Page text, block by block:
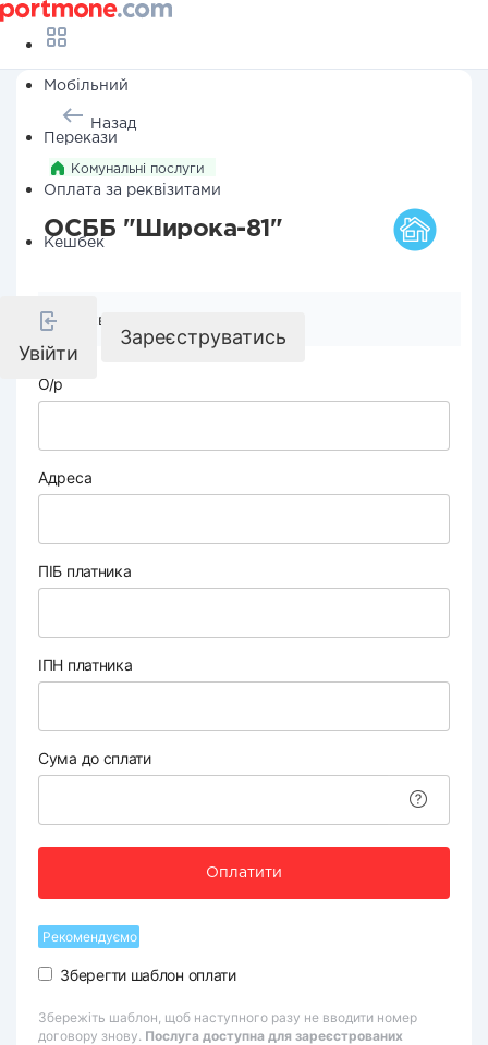
Мобільний
Перекази
Оплата за реквізитами
Кешбек
Увійти
Зареєструватись
Назад
Комунальні послуги
ОСББ "Широка-81"
Реквізити компанії
О/р
Адреса
ПІБ платника
ІПН платника
Сума до сплати
Оплатити
Рекомендуємо
Зберегти шаблон оплати
Збережіть шаблон, щоб наступного разу не вводити номер
договору знову. Послуга доступна для зареєстрованих